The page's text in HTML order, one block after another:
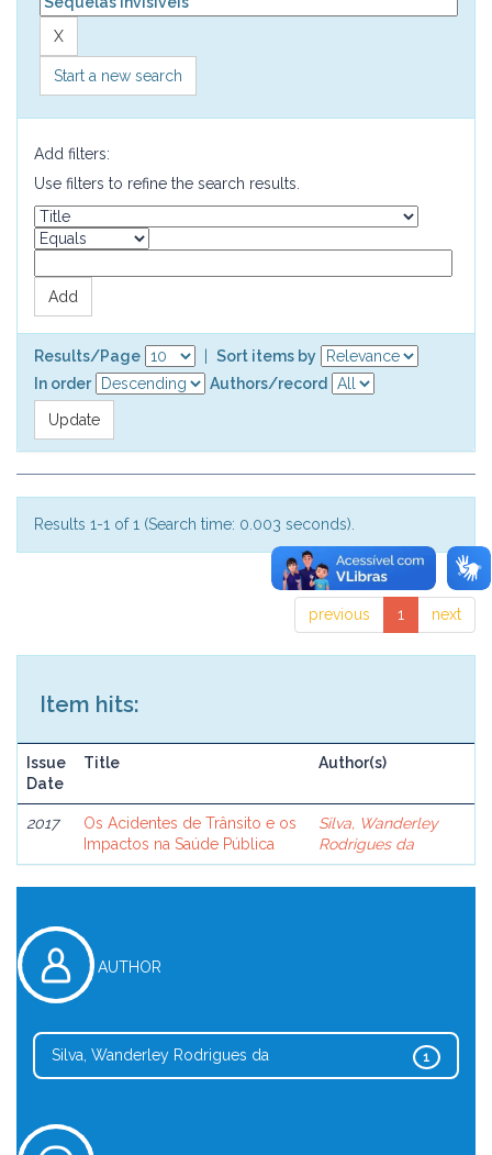
Start a new search
Add filters:
Use filters to refine the search results.
Results/Page
Sort items by
In order
Authors/record
Results 1-1 of 1 (Search time: 0.003 seconds).
previous 1 next
Item hits:
Issue
Date
Title Author(s)
2017
Os Acidentes de Trânsito e os
Impactos na Saúde Pública
Silva, Wanderley
Rodrigues da
AUTHOR
1
Silva, Wanderley Rodrigues da